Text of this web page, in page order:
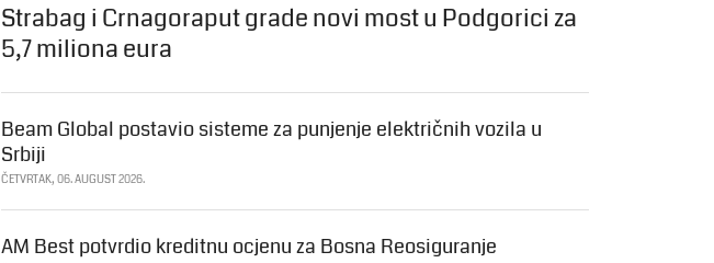
Strabag i Crnagoraput grade novi most u Podgorici za
5,7 miliona eura
Beam Global postavio sisteme za punjenje električnih vozila u
Srbiji
ČETVRTAK, 06. AUGUST 2026.
AM Best potvrdio kreditnu ocjenu za Bosna Reosiguranje